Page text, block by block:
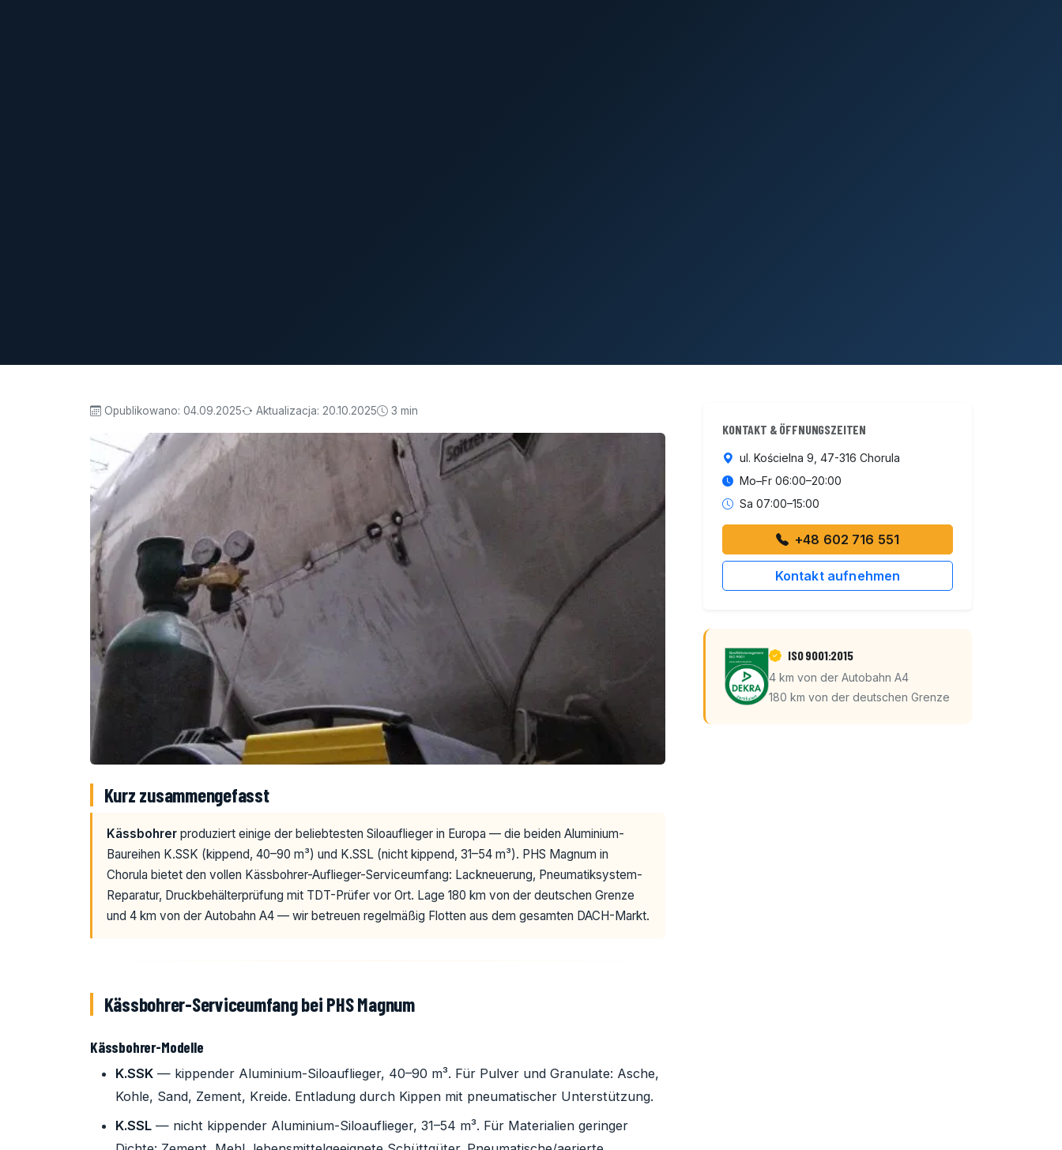
Opublikowano: 04.09.2025 Aktualizacja: 20.10.2025 3 min
Kurz zusammengefasst
Kässbohrerproduziert einige der beliebtesten Siloauflieger in Europa — die beiden Aluminium-
Baureihen K.SSK (kippend, 40–90 m³) und K.SSL (nicht kippend, 31–54 m³). PHS Magnum in
Chorula bietet den vollen Kässbohrer-Auflieger-Serviceumfang: Lackneuerung, Pneumatiksystem-
Reparatur, Druckbehälterprüfung mit TDT-Prüfer vor Ort. Lage 180 km von der deutschen Grenze
und 4 km von der Autobahn A4 — wir betreuen regelmäßig Flotten aus dem gesamten DACH-Markt.
Kässbohrer-Serviceumfang bei PHS Magnum
Kässbohrer-Modelle
K.SSK — kippender Aluminium-Siloauflieger, 40–90 m³. Für Pulver und Granulate: Asche,
Kohle, Sand, Zement, Kreide. Entladung durch Kippen mit pneumatischer Unterstützung.
K.SSL — nicht kippender Aluminium-Siloauflieger, 31–54 m³. Für Materialien geringer
KONTAKT & ÖFFNUNGSZEITEN
ul. Kościelna 9, 47-316 Chorula
Mo–Fr 06:00–20:00
Sa 07:00–15:00
+48 602 716 551
Kontakt aufnehmen
ISO 9001:2015
4 km von der Autobahn A4
180 km von der deutschen Grenze